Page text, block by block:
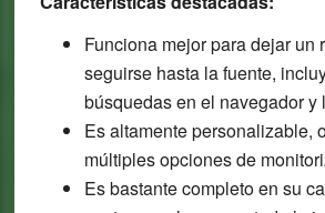
Funciona mejor para dejar un
seguirse hasta la fuente,
búsquedas en el navegador y
Es altamente personalizable,
múltiples opciones de
Es bastante completo en su